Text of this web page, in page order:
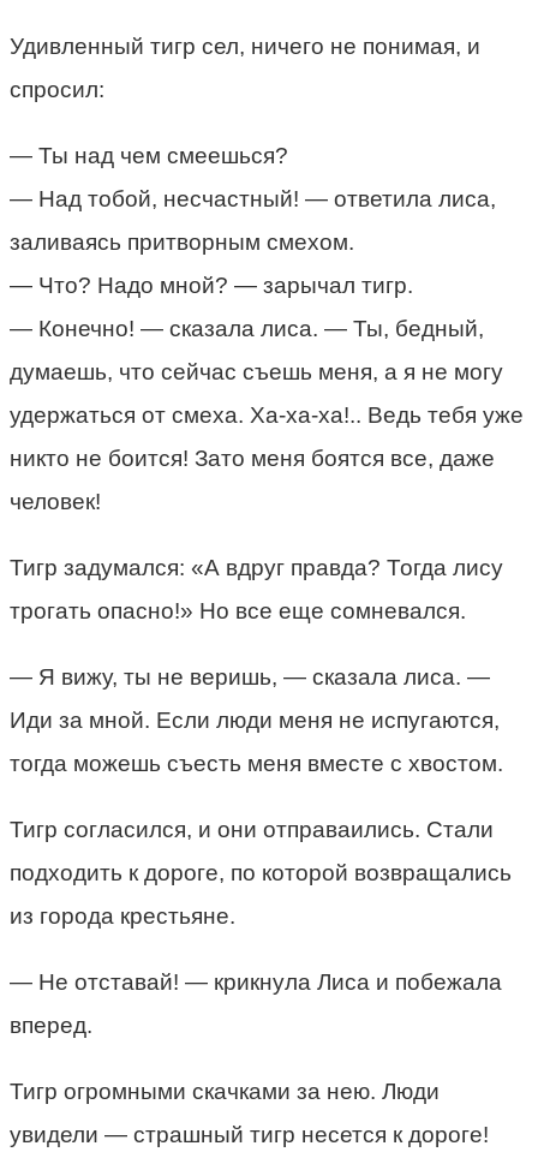
Удивленный тигр сел, ничего не понимая, и
спросил:
— Ты над чем смеешься?
— Над тобой, несчастный! — ответила лиса,
заливаясь притворным смехом.
— Что? Надо мной? — зарычал тигр.
— Конечно! — сказала лиса. — Ты, бедный,
думаешь, что сейчас съешь меня, а я не могу
удержаться от смеха. Ха-ха-ха!.. Ведь тебя уже
никто не боится! Зато меня боятся все, даже
человек!
Тигр задумался: «А вдруг правда? Тогда лису
трогать опасно!» Но все еще сомневался.
— Я вижу, ты не веришь, — сказала лиса. —
Иди за мной. Если люди меня не испугаются,
тогда можешь съесть меня вместе с хвостом.
Тигр согласился, и они отправаились. Стали
подходить к дороге, по которой возвращались
из города крестьяне.
— Не отставай! — крикнула Лиса и побежала
вперед.
Тигр огромными скачками за нею. Люди
увидели — страшный тигр несется к дороге!